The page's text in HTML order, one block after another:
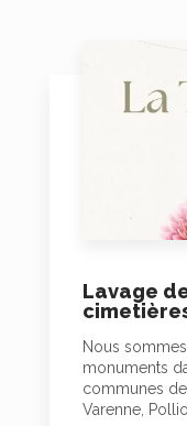
Lavage
Nous
monuments
communes
Varenne,